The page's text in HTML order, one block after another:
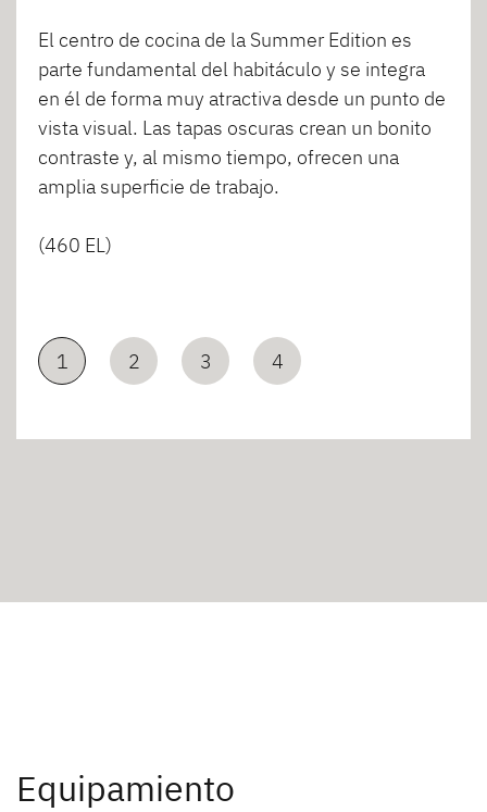
El centro de cocina de la Summer Edition es
parte fundamental del habitáculo y se integra
en él de forma muy atractiva desde un punto de
vista visual. Las tapas oscuras crean un bonito
contraste y, al mismo tiempo, ofrecen una
amplia superficie de trabajo.
(460 EL)
1 2 3 4
Equipamiento